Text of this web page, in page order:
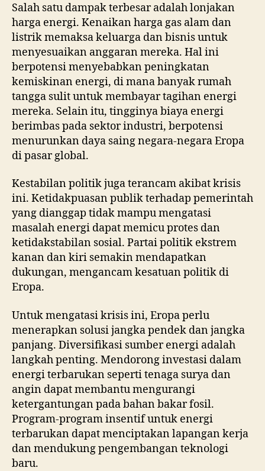
Salah satu dampak terbesar adalah lonjakan
harga energi. Kenaikan harga gas alam dan
listrik memaksa keluarga dan bisnis untuk
menyesuaikan anggaran mereka. Hal ini
berpotensi menyebabkan peningkatan
kemiskinan energi, di mana banyak rumah
tangga sulit untuk membayar tagihan energi
mereka. Selain itu, tingginya biaya energi
berimbas pada sektor industri, berpotensi
menurunkan daya saing negara-negara Eropa
di pasar global.
Kestabilan politik juga terancam akibat krisis
ini. Ketidakpuasan publik terhadap pemerintah
yang dianggap tidak mampu mengatasi
masalah energi dapat memicu protes dan
ketidakstabilan sosial. Partai politik ekstrem
kanan dan kiri semakin mendapatkan
dukungan, mengancam kesatuan politik di
Eropa.
Untuk mengatasi krisis ini, Eropa perlu
menerapkan solusi jangka pendek dan jangka
panjang. Diversifikasi sumber energi adalah
langkah penting. Mendorong investasi dalam
energi terbarukan seperti tenaga surya dan
angin dapat membantu mengurangi
ketergantungan pada bahan bakar fosil.
Program-program insentif untuk energi
terbarukan dapat menciptakan lapangan kerja
dan mendukung pengembangan teknologi
baru.